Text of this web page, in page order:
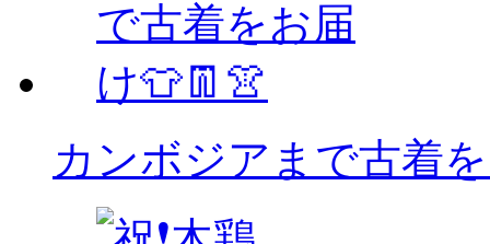
カンボジアまで古着